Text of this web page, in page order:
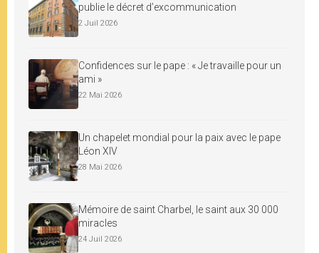
publie le décret d’excommunication
2 Juil 2026
Confidences sur le pape : « Je travaille pour un
ami »
22 Mai 2026
Un chapelet mondial pour la paix avec le pape
Léon XIV
28 Mai 2026
Mémoire de saint Charbel, le saint aux 30 000
miracles
24 Juil 2026